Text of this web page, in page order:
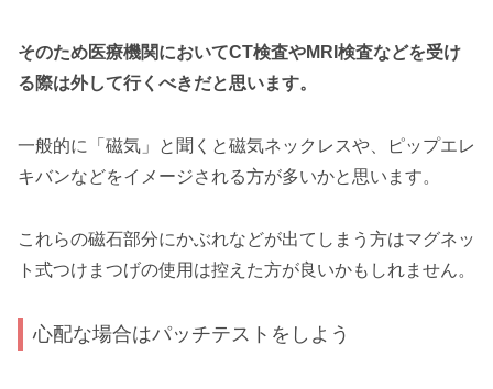
そのため医療機関においてCT検査やMRI検査などを受け
る際は外して行くべきだと思います。
一般的に「磁気」と聞くと磁気ネックレスや、ピップエレ
キバンなどをイメージされる方が多いかと思います。
これらの磁石部分にかぶれなどが出てしまう方はマグネッ
ト式つけまつげの使用は控えた方が良いかもしれません。
心配な場合はパッチテストをしよう